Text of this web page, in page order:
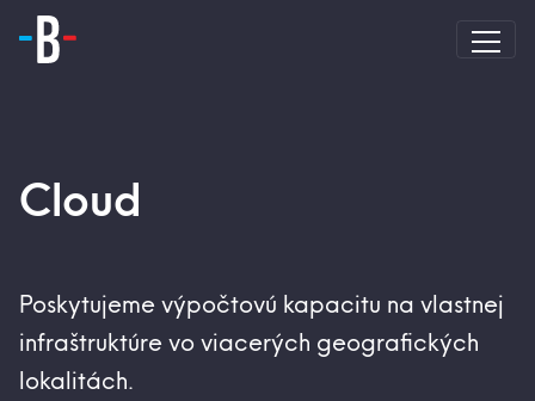
Cloud
Poskytujeme výpočtovú kapacitu na vlastnej
infraštruktúre vo viacerých geografických
lokalitách.